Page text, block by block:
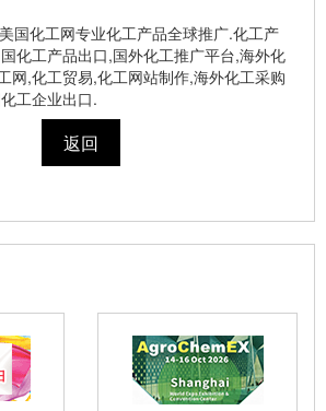
美国化工网专业化工产品全球推广.化工产
化工产品出口,国外化工推广平台,海外化
网,化工贸易,化工网站制作,海外化工采购
工企业出口.
返回